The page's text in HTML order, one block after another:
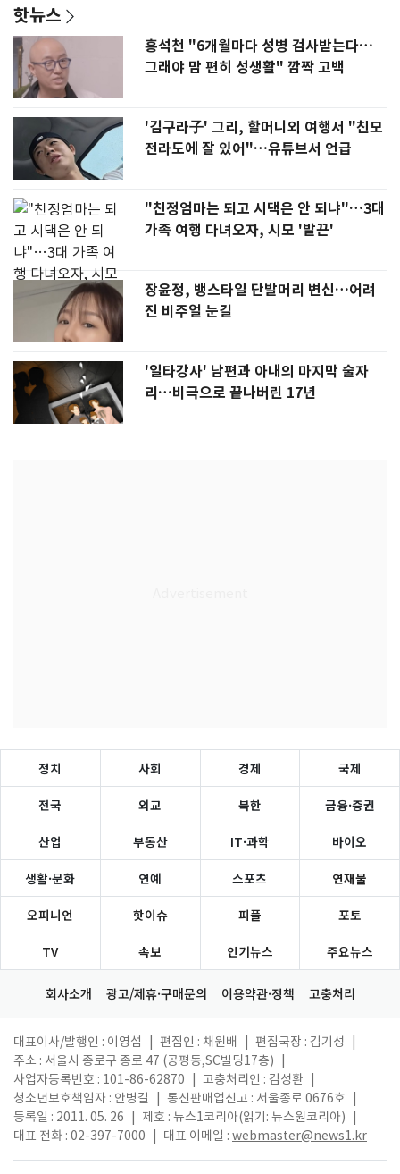
핫뉴스
홍석천 "6개월마다 성병 검사받는다…
그래야 맘 편히 성생활" 깜짝 고백
'김구라子' 그리, 할머니외 여행서 "친모
전라도에 잘 있어"…유튜브서 언급
"친정엄마는 되고 시댁은 안 되냐"…3대
가족 여행 다녀오자, 시모 '발끈'
장윤정, 뱅스타일 단발머리 변신…어려
진 비주얼 눈길
'일타강사' 남편과 아내의 마지막 술자
리…비극으로 끝나버린 17년
정치 사회 경제 국제
전국 외교 북한 금융·증권
산업 부동산 IT·과학 바이오
생활·문화 연예 스포츠 연재물
오피니언 핫이슈 피플 포토
TV 속보 인기뉴스 주요뉴스
회사소개 광고/제휴·구매문의 이용약관·정책 고충처리
대표이사/발행인 : 이영섭 편집인 : 채원배 편집국장 : 김기성
주소 : 서울시 종로구 종로 47 (공평동,SC빌딩17층)
사업자등록번호 : 101-86-62870
고충처리인 : 김성환
청소년보호책임자 : 안병길
통신판매업신고 : 서울종로 0676호
등록일 : 2011. 05. 26
제호 : 뉴스1코리아(읽기: 뉴스원코리아)
대표 전화 : 02-397-7000
대표 이메일 : webmaster@news1.kr